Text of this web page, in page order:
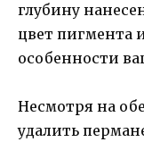
глубину
цвет пигмента
особенности
Несмотря на
удалить